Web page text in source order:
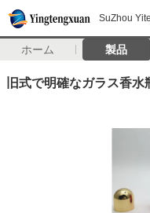
SuZhou
ホーム 製品
旧式で明確なガラス香